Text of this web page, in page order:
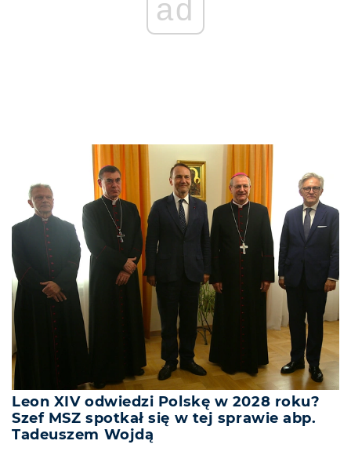
ad
Leon XIV odwiedzi Polskę w 2028 roku?
Szef MSZ spotkał się w tej sprawie abp.
Tadeuszem Wojdą